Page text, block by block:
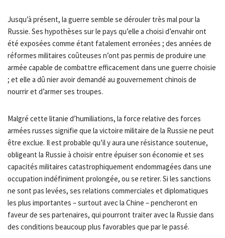
Jusqu’à présent, la guerre semble se dérouler très mal pour la
Russie. Ses hypothèses sur le pays qu’elle a choisi d’envahir ont
été exposées comme étant fatalement erronées ; des années de
réformes militaires coûteuses n’ont pas permis de produire une
armée capable de combattre efficacement dans une guerre choisie
; et elle a dû nier avoir demandé au gouvernement chinois de
nourrir et d’armer ses troupes.
Malgré cette litanie d’humiliations, la force relative des forces
armées russes signifie que la victoire militaire de la Russie ne peut
être exclue. Il est probable qu’il y aura une résistance soutenue,
obligeant la Russie à choisir entre épuiser son économie et ses
capacités militaires catastrophiquement endommagées dans une
occupation indéfiniment prolongée, ou se retirer. Si les sanctions
ne sont pas levées, ses relations commerciales et diplomatiques
les plus importantes – surtout avec la Chine – pencheront en
faveur de ses partenaires, qui pourront traiter avec la Russie dans
des conditions beaucoup plus favorables que par le passé.